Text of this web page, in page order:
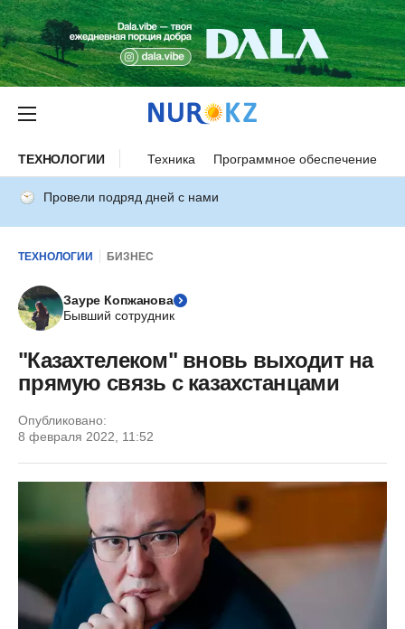
ТЕХНОЛОГИИ Техника Программное обеспечение
Провели подряд дней с нами
ТЕХНОЛОГИИ БИЗНЕС
Зауре Копжанова
Бывший сотрудник
"Казахтелеком" вновь выходит на
прямую связь с казахстанцами
Опубликовано:
8 февраля 2022, 11:52